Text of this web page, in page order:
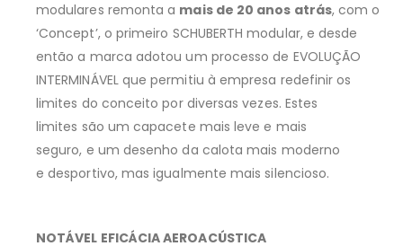
modulares remonta a mais de 20 anos atrás, com o
‘Concept’, o primeiro SCHUBERTH modular, e desde
então a marca adotou um processo de EVOLUÇÃO
INTERMINÁVEL que permitiu à empresa redefinir os
limites do conceito por diversas vezes. Estes
limites são um capacete mais leve e mais
seguro, e um desenho da calota mais moderno
e desportivo, mas igualmente mais silencioso.
NOTÁVEL EFICÁCIA AEROACÚSTICA